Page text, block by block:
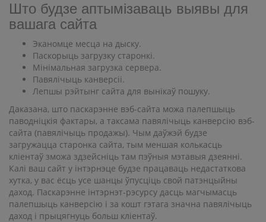
Што будзе аптымізаваць выявы для
вашага сайта
Эканомце месца на дыску.
Паскорыць загрузку старонкі.
Мінімальная загрузка сервера.
Павялічыць канверсіі.
Лепшы рэйтынг сайта для вынікаў пошуку.
Даказана, што паскарэнне вэб-сайта можа палепшыць
паводніцкія фактары, а таксама павялічыць канверсію вэб-
сайта (павялічыць продажы). Чым даўжэй будзе
загружацца старонка сайта, тым меншая колькасць
кліентаў зможа здзейсніць там пэўныя мэтавыя дзеянні.
Калі ваш сайт у інтэрнэце будзе працаваць недастаткова
хутка, у вас ёсць усе шанцы ўпусціць свой патэнцыйны
даход. Паскарэнне інтэрнэт-рэсурсу дасць магчымасць
палепшыць канверсію і за кошт гэтага значна павялічыць
даход і прыцягнуць больш кліентаў.